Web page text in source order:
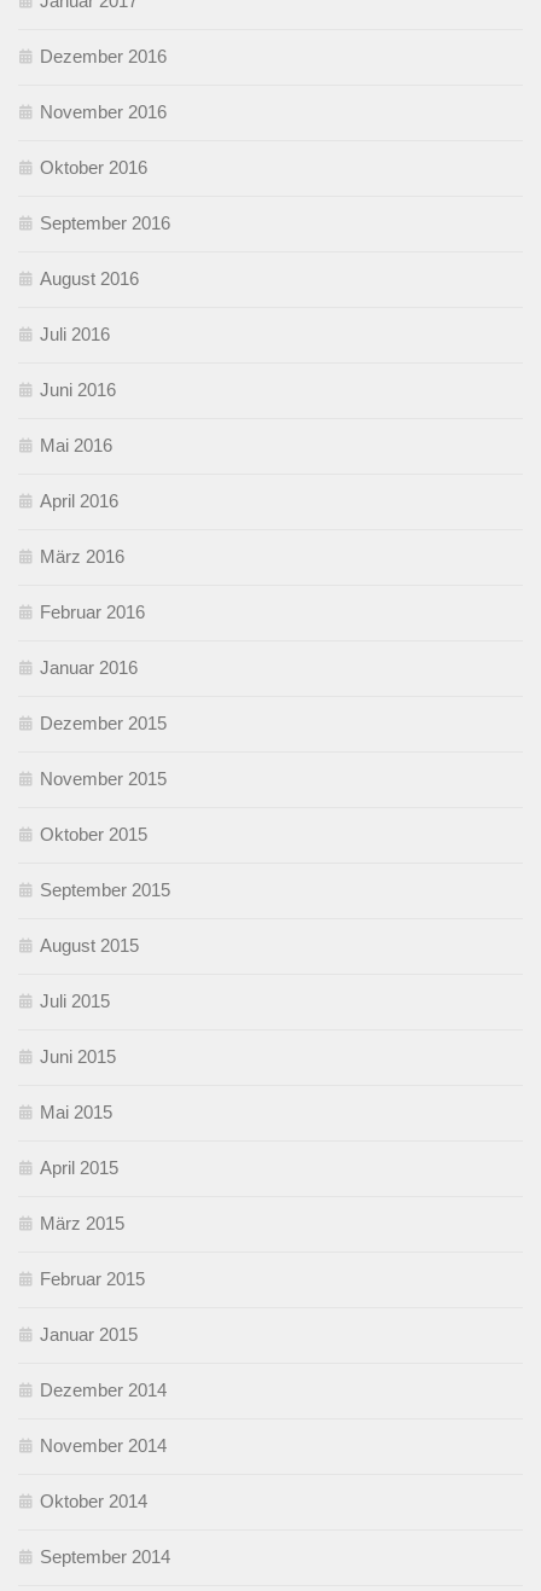
Dezember 2016
November 2016
Oktober 2016
September 2016
August 2016
Juli 2016
Juni 2016
Mai 2016
April 2016
März 2016
Februar 2016
Januar 2016
Dezember 2015
November 2015
Oktober 2015
September 2015
August 2015
Juli 2015
Juni 2015
Mai 2015
April 2015
März 2015
Februar 2015
Januar 2015
Dezember 2014
November 2014
Oktober 2014
September 2014